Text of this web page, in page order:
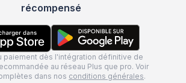
récompensé
paiement dès l'intégration définitive de
au réseau Plus que pro. Voir
dans nos conditions générales.